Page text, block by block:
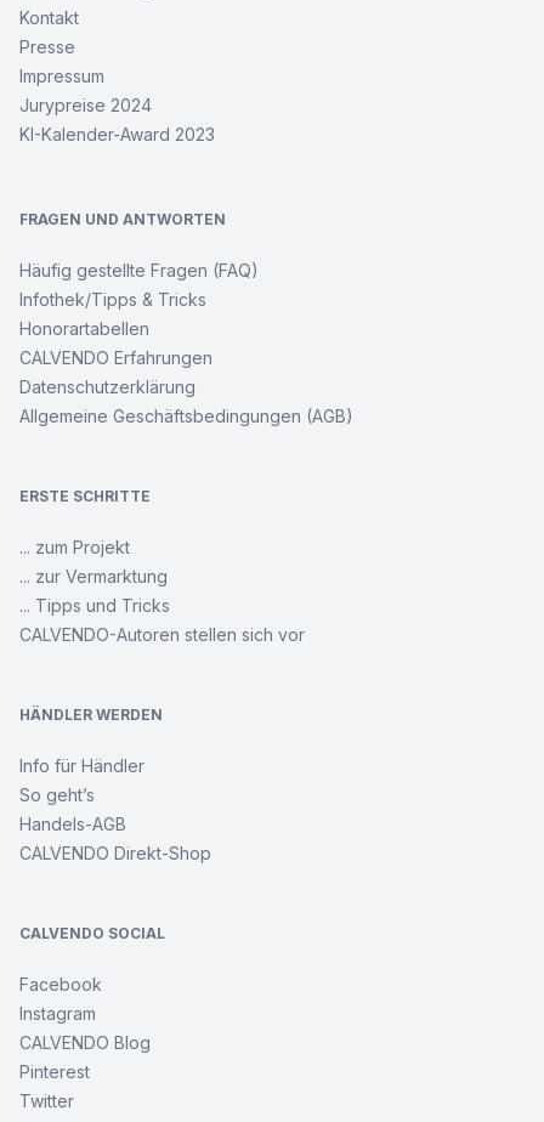
Kontakt
Presse
Impressum
Jurypreise 2024
KI-Kalender-Award 2023
FRAGEN UND ANTWORTEN
Häufig gestellte Fragen (FAQ)
Infothek/Tipps & Tricks
Honorartabellen
CALVENDO Erfahrungen
Datenschutzerklärung
Allgemeine Geschäftsbedingungen (AGB)
ERSTE SCHRITTE
... zum Projekt
... zur Vermarktung
... Tipps und Tricks
CALVENDO-Autoren stellen sich vor
HÄNDLER WERDEN
Info für Händler
So geht’s
Handels-AGB
CALVENDO Direkt-Shop
CALVENDO SOCIAL
Facebook
Instagram
CALVENDO Blog
Pinterest
Twitter